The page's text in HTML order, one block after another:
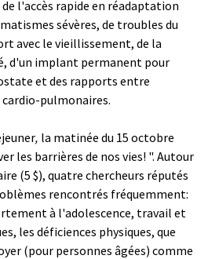
de l'accès rapide en réadaptation
sévères, de troubles du
avec le vieillissement, de la
d'un implant permanent pour
et des rapports entre
pulmonaires.
, la matinée du 15 octobre
les barrières de nos vies! ". Autour
(5 $), quatre chercheurs réputés
rencontrés fréquemment:
à l'adolescence, travail et
les déficiences physiques, que
(pour personnes âgées) comme